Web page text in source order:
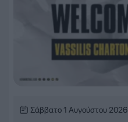
Σάββατο 1 Αυγούστου 2026